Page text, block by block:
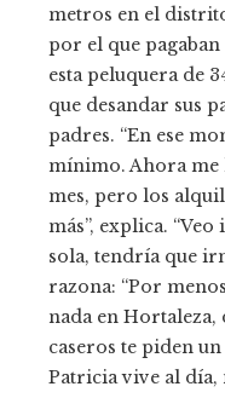
metros en el
por el que
esta peluquera de
que desandar sus
padres. “En ese
mínimo. Ahora me
mes, pero los
más”, explica.
sola, tendría que
razona: “Por
nada en Hortaleza,
caseros te piden
Patricia vive al